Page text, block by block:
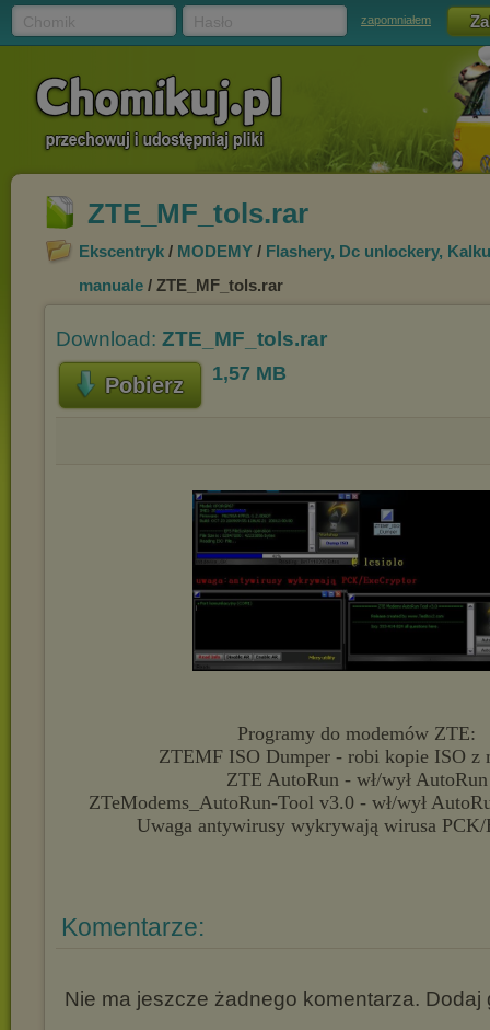
zapomniałem
ZTE_MF_tols.rar
Ekscentryk / MODEMY / Flashery, Dc unlockery,
manuale / ZTE_MF_tols.rar
Download: ZTE_MF_tols.rar
Pobierz 1,57 MB
Programy do modemów ZTE:
ZTEMF ISO Dumper - robi kopie ISO z
ZTE AutoRun - wł/wył AutoRun
ZTeModems_AutoRun-Tool v3.0 - wł/wył
Uwaga antywirusy wykrywają wirusa PCK/
Komentarze:
Nie ma jeszcze żadnego komentarza. Dodaj